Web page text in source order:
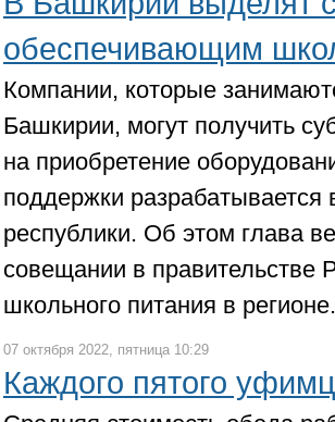
обеспечивающим
Компании, которые
Башкирии, могут получить
на приобретение
поддержки разрабатывается
республики. Об этом глава
совещании в правительстве
школьного питания в регионе.
07 октября 2022, пятница 10:29
Каждого пятого